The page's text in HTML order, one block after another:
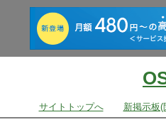
サイトトップへ 新掲示板(